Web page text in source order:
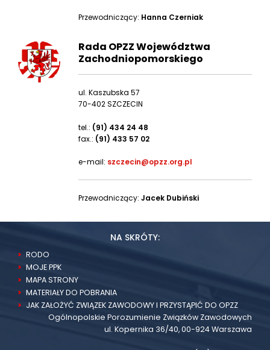
Przewodniczący: Hanna Czerniak
Rada OPZZ Województwa
Zachodniopomorskiego
ul. Kaszubska 57
70-402 SZCZECIN
tel.: (91) 434 24 48
fax.: (91) 433 57 02
e-mail: szczecin@opzz.org.pl
Przewodniczący: Jacek Dubiński
NA SKRÓTY:
RODO
MOJE PPK
MAPA STRONY
MATERIAŁY DO POBRANIA
JAK ZAŁOŻYĆ ZWIĄZEK ZAWODOWY I PRZYSTĄPIĆ DO OPZZ
Ogólnopolskie Porozumienie Związków Zawodowych
ul. Kopernika 36/40, 00-924 Warszawa